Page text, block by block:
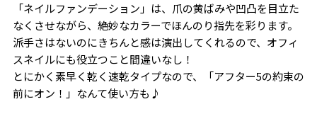
「ネイルファンデーション」は、爪の黄ばみや凹凸を目立た
なくさせながら、絶妙なカラーでほんのり指先を彩ります。
派手さはないのにきちんと感は演出してくれるので、オフィ
スネイルにも役立つこと間違いなし！
とにかく素早く乾く速乾タイプなので、「アフター5の約束の
前にオン！」なんて使い方も♪